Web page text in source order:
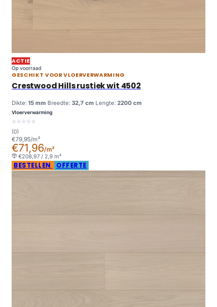
ACTIE
Op voorraad
GESCHIKT VOOR VLOERVERWARMING
Crestwood Hills rustiek wit 4502
Dikte: 15 mm Breedte: 32,7 cm Lengte: 2200 cm
Vloerverwarming
(0)
€79,95/m²
€71,96/m²
€208,97 / 2,9 m²
BESTELLEN OFFERTE